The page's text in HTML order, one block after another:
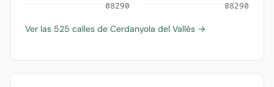
08290 08290
Ver las 525 calles de Cerdanyola del Vallès →